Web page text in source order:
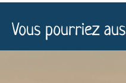
Vous pourriez